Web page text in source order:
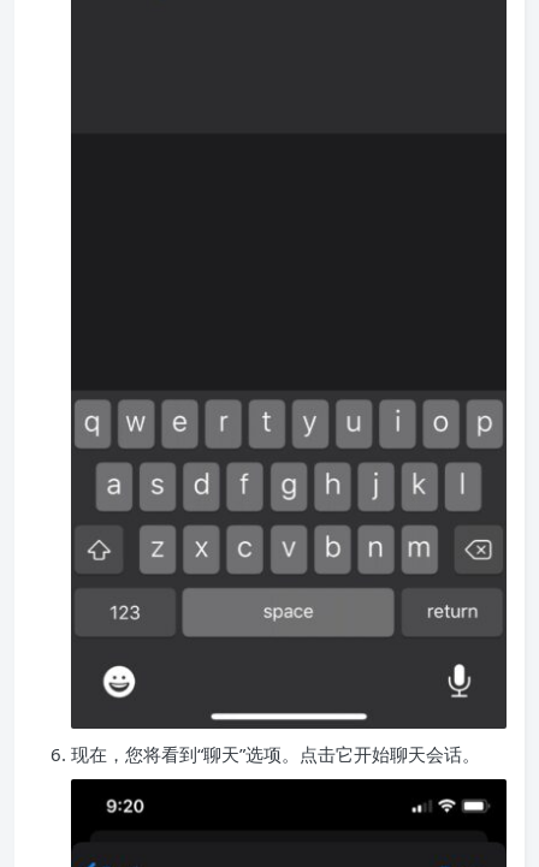
现在，您将看到“聊天”选项。点击它开始聊天会话。